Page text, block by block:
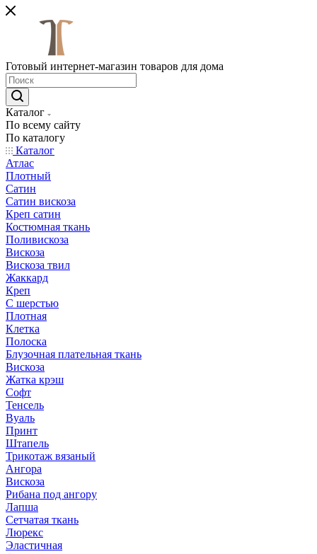
Готовый интернет-магазин товаров для дома
Каталог
По всему сайту
По каталогу
Каталог
Атлас
Плотный
Сатин
Сатин вискоза
Креп сатин
Костюмная ткань
Поливискоза
Вискоза
Вискоза твил
Жаккард
Креп
С шерстью
Плотная
Клетка
Полоска
Блузочная плательная ткань
Вискоза
Жатка крэш
Софт
Тенсель
Вуаль
Принт
Штапель
Трикотаж вязаный
Ангора
Вискоза
Рибана под ангору
Лапша
Сетчатая ткань
Люрекс
Эластичная